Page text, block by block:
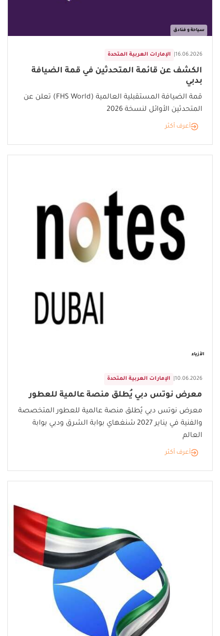
سياحة و فنادق
الإمارات العربية المتحدة 16.06.2026
الكشف عن قائمة المتحدثين في قمة الضيافة
بدبي
قمة الضيافة المستقبلية العالمية (FHS World) تعلن عن
المتحدثين الأوائل لنسخة 2026
أعرف أكثر
الأزياء
الإمارات العربية المتحدة 10.06.2026
معرض نوتس دبي يُطلق منصة عالمية للعطور
معرض نوتس دبي يُطلق منصة عالمية للعطور المتخصصة
والفنية في يناير 2027 شنغهاي بوابة الشرق ودبي بوابة
العالم
أعرف أكثر